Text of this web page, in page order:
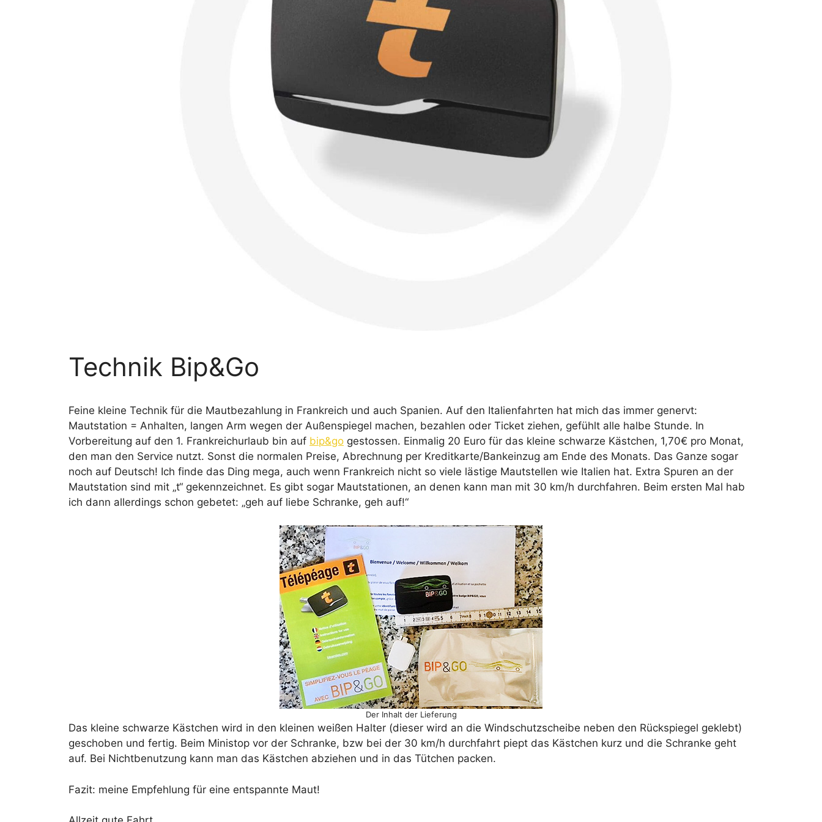
Technik Bip&Go
Feine kleine Technik für die Mautbezahlung in Frankreich und auch Spanien. Auf den Italienfahrten hat mich das immer genervt:
Mautstation = Anhalten, langen Arm wegen der Außenspiegel machen, bezahlen oder Ticket ziehen, gefühlt alle halbe Stunde. In
Vorbereitung auf den 1. Frankreichurlaub bin auf bip&go gestossen. Einmalig 20 Euro für das kleine schwarze Kästchen, 1,70€ pro Monat,
den man den Service nutzt. Sonst die normalen Preise, Abrechnung per Kreditkarte/Bankeinzug am Ende des Monats. Das Ganze sogar
noch auf Deutsch! Ich finde das Ding mega, auch wenn Frankreich nicht so viele lästige Mautstellen wie Italien hat. Extra Spuren an der
Mautstation sind mit „t“ gekennzeichnet. Es gibt sogar Mautstationen, an denen kann man mit 30 km/h durchfahren. Beim ersten Mal hab
ich dann allerdings schon gebetet: „geh auf liebe Schranke, geh auf!“
Der Inhalt der Lieferung
Das kleine schwarze Kästchen wird in den kleinen weißen Halter (dieser wird an die Windschutzscheibe neben den Rückspiegel geklebt)
geschoben und fertig. Beim Ministop vor der Schranke, bzw bei der 30 km/h durchfahrt piept das Kästchen kurz und die Schranke geht
auf. Bei Nichtbenutzung kann man das Kästchen abziehen und in das Tütchen packen.
Fazit: meine Empfehlung für eine entspannte Maut!